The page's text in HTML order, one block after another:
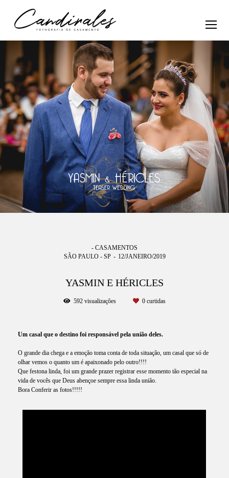
- CASAMENTOS
SÃO PAULO - SP
12/JANEIRO/2019
YASMIN E HÉRICLES
592 visualizações 0 curtidas
Um casal que o destino foi responsável pela união deles.
O grande dia chega e a emoção toma conta de toda situação, um casal que só de
olhar vemos o quanto um é apaixonado pelo outro!!!!
Que festona linda, foi um grande prazer registrar esse momento tão especial na
vida de vocês que Deus abençoe sempre essa linda união.
Bora Conferir as fotos!!!!!